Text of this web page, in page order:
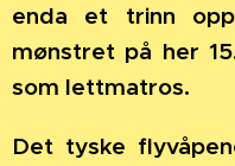
enda et trinn
mønstret på her
som lettmatros.
Det tyske